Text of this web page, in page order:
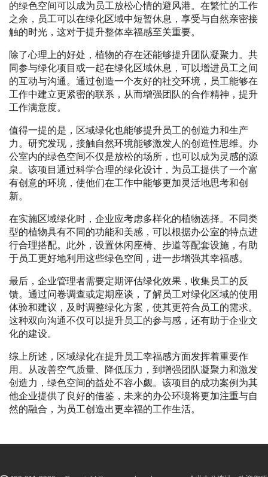
的绿色空间可以成为员工放松心情的避风港。在繁忙的工作
之余，员工可以在绿化区域中短暂休息，享受与自然亲密接
触的时光，这对于提升整体幸福感至关重要。
除了心理上的好处，植物的存在还能够提升团队凝聚力。共
同参与绿化项目或一起在绿化区域休息，可以增进员工之间
的互动与沟通。通过创造一个友好的社交环境，员工能够在
工作中建立更紧密的联系，从而增强团队的合作精神，提升
工作满意度。
值得一提的是，区域绿化也能够提升员工的创造力和生产
力。研究发现，接触自然环境能够激发人的创造性思维。办
公室内的绿色空间不仅是放松的场所，也可以成为灵感的源
泉。该项目通过科学合理的绿化设计，为员工提供了一个富
有创意的环境，使他们在工作中能够更加灵活地思考和创
新。
在实施区域绿化时，企业应考虑多样化的植物选择。不同类
型的植物具有不同的功能和美感，可以根据办公室的特点进
行合理搭配。此外，设置休闲座椅、步道等配套设施，有助
于员工更好地利用这些绿色空间，进一步增强其幸福感。
最后，企业管理者需要定期评估绿化效果，收集员工的反
馈。通过问卷调查或定期座谈，了解员工对绿化区域的使用
体验和建议，及时调整绿化方案，使其更符合员工的需求。
这种双向沟通不仅可以提升员工的参与感，还有助于企业文
化的建设。
综上所述，区域绿化在提升员工幸福感方面发挥着重要作
用。从改善空气质量、降低压力，到增强团队凝聚力和激发
创造力，绿色空间的益处不容小觑。该项目的成功案例为其
他企业提供了良好的借鉴，未来的办公环境将更加注重与自
然的融合，为员工创造出更幸福的工作生活。